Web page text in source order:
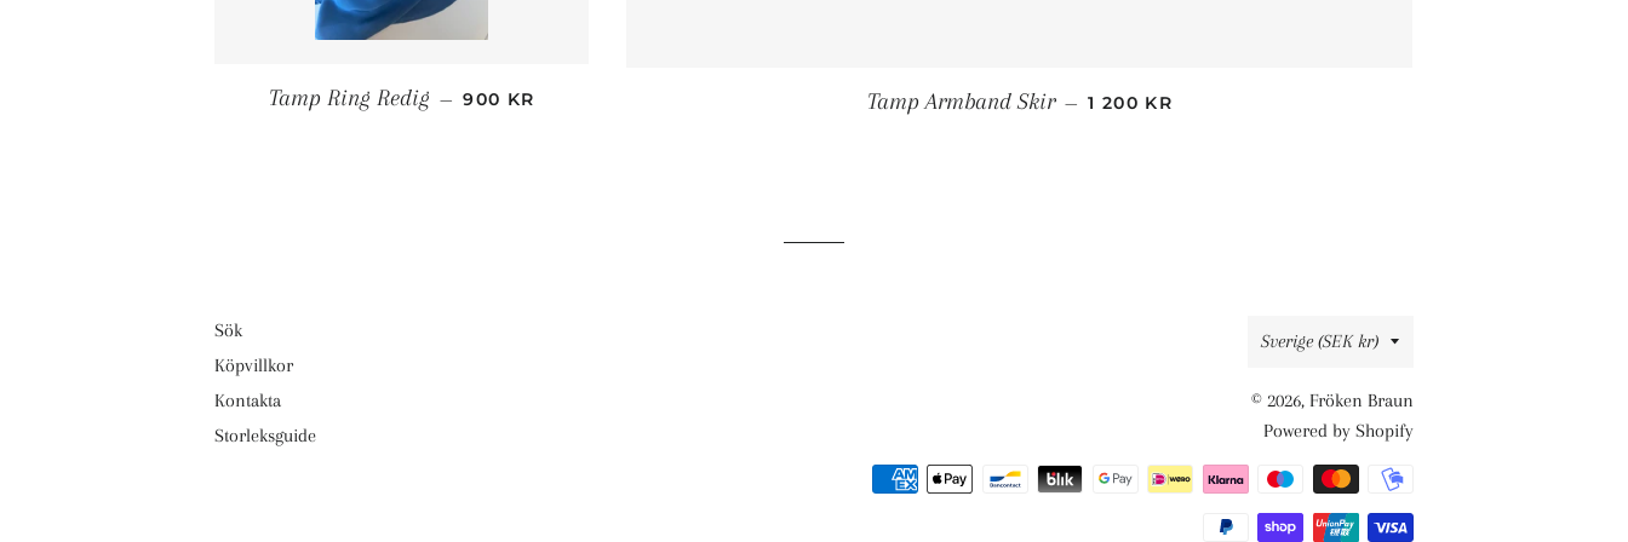
Tamp Ring Redig — ORDINARIE PRIS
900 KR Tamp Armband Skir — ORDINARIE PRIS
1 200 KR
Sök
Köpvillkor
Kontakta
Storleksguide
Land/Region
Sverige (SEK kr)
© 2026, Fröken Braun
Powered by Shopify